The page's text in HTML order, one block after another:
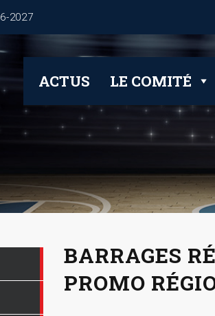
rentrée pour les clubs
ACTUS LE COMITÉ
BARRAGES
PROMO